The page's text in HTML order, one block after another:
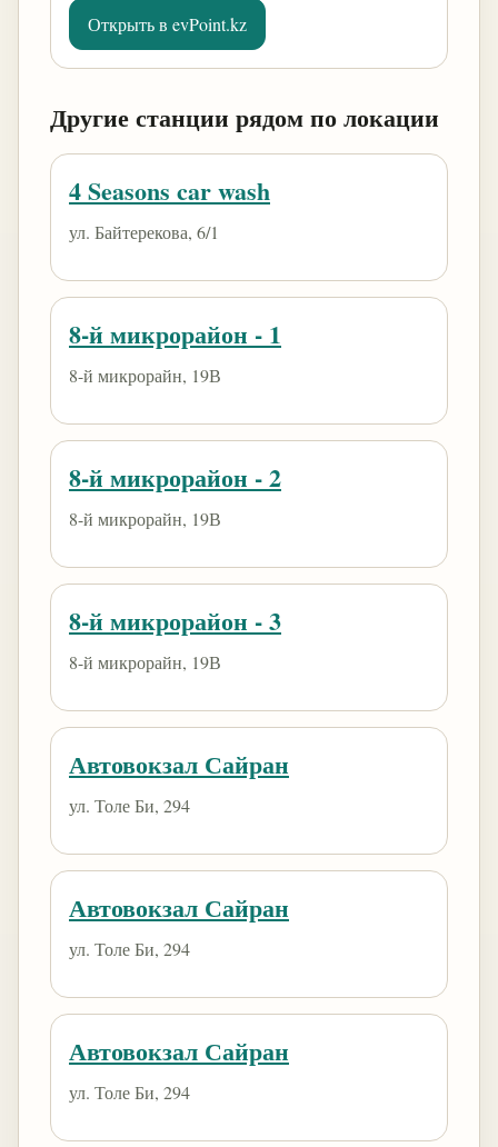
Открыть в evPoint.kz
Другие станции рядом по локации
4 Seasons car wash
ул. Байтерекова, 6/1
8-й микрорайон - 1
8-й микрорайн, 19В
8-й микрорайон - 2
8-й микрорайн, 19В
8-й микрорайон - 3
8-й микрорайн, 19В
Автовокзал Сайран
ул. Толе Би, 294
Автовокзал Сайран
ул. Толе Би, 294
Автовокзал Сайран
ул. Толе Би, 294